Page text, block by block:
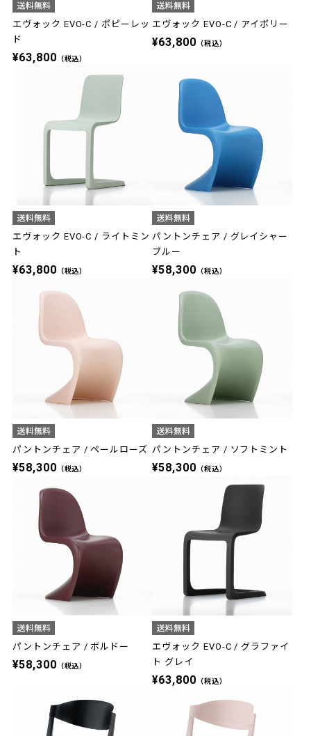
エヴォック EVO-C / ポピーレッ
ド
¥63,800 （税込）
エヴォック EVO-C / アイボリー
¥63,800 （税込）
エヴォック EVO-C / ライトミン
ト
¥63,800 （税込）
パントンチェア / グレイシャー
ブルー
¥58,300 （税込）
パントンチェア / ペールローズ
¥58,300 （税込）
パントンチェア / ソフトミント
¥58,300 （税込）
パントンチェア / ボルドー
¥58,300 （税込）
エヴォック EVO-C / グラファイ
ト グレイ
¥63,800 （税込）